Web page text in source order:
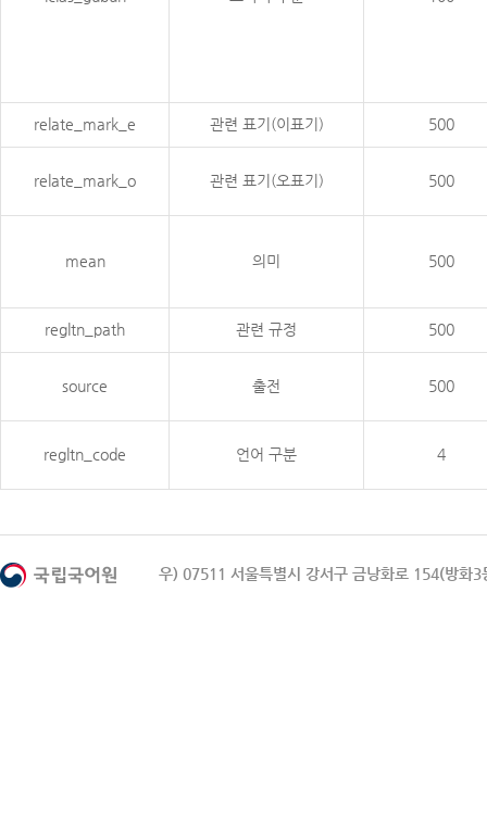
relate_mark_e 관련 표기(이표기) 500
relate_mark_o 관련 표기(오표기) 500
mean 의미 500
regltn_path 관련 규정 500
source 출전 500
regltn_code 언어 구분 4
우) 07511 서울특별시 강서구 금낭화로 154(방화3